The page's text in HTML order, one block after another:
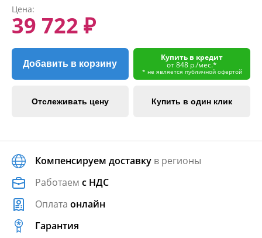
Цена:
39 722 ₽
Добавить в корзину
Купить в кредит
от 848 р./мес.*
* не является публичной офертой
Отслеживать цену Купить в один клик
Компенсируем доставку в регионы
Работаем с НДС
Оплата онлайн
Гарантия